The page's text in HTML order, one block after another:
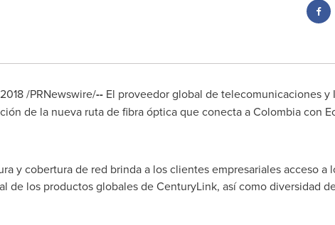
/PRNewswire/-- El proveedor global de telecomunicaciones y
de la nueva ruta de fibra óptica que conecta aColombiacon
y cobertura de red brinda a los clientes empresariales acceso a
de los productos globales de CenturyLink, así como diversidad